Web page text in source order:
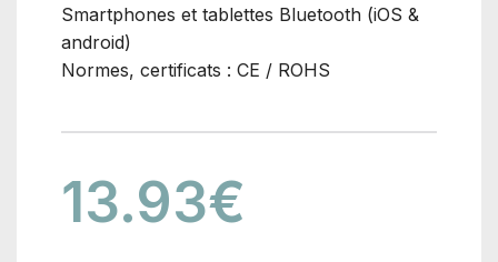
Smartphones et tablettes Bluetooth (iOS &
android)
Normes, certificats : CE / ROHS
13.93€